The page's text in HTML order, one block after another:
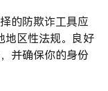
的防欺诈工具应
地区性法规。良好
并确保你的身份